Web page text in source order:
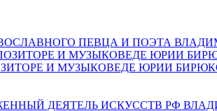
ПЕВЦА И ПОЭТА
И МУЗЫКОВЕДЕ ЮРИИ